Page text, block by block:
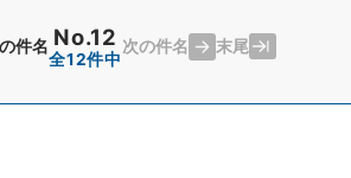
件名 No.12
全12件中
次の件名 末尾